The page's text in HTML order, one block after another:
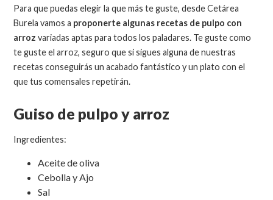
Para que puedas elegir la que más te guste, desde Cetárea
Burela vamos a proponerte algunas recetas de pulpo con
arroz variadas aptas para todos los paladares. Te guste como
te guste el arroz, seguro que si sigues alguna de nuestras
recetas conseguirás un acabado fantástico y un plato con el
que tus comensales repetirán.
Guiso de pulpo y arroz
Ingredientes:
Aceite de oliva
Cebolla y Ajo
Sal